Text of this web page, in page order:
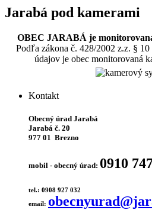
Jarabá pod kamerami
OBEC JARABÁ je
Podľa zákona č. 428/2002 z.z. § 10
údajov je obec monitorovaná
Kontakt
Obecný úrad Jarabá
Jarabá č. 20
977 01 Brezno
mobil - obecný úrad: 0910
tel.: 0908 927 032
email: